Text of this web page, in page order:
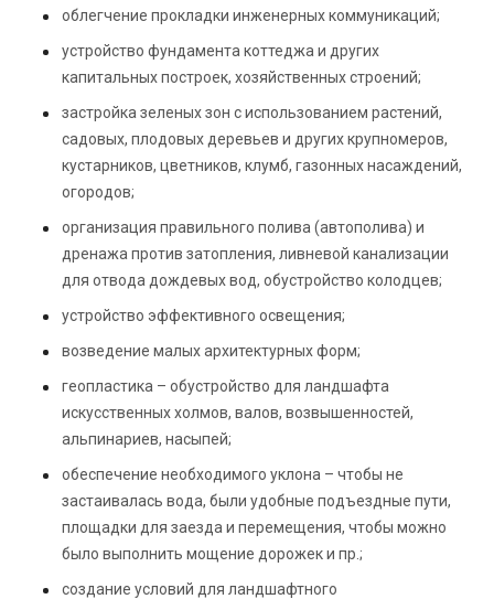
облегчение прокладки инженерных коммуникаций;
устройство фундамента коттеджа и других
капитальных построек, хозяйственных строений;
застройка зеленых зон с использованием растений,
садовых, плодовых деревьев и других крупномеров,
кустарников, цветников, клумб, газонных насаждений,
огородов;
организация правильного полива (автополива) и
дренажа против затопления, ливневой канализации
для отвода дождевых вод, обустройство колодцев;
устройство эффективного освещения;
возведение малых архитектурных форм;
геопластика – обустройство для ландшафта
искусственных холмов, валов, возвышенностей,
альпинариев, насыпей;
обеспечение необходимого уклона – чтобы не
застаивалась вода, были удобные подъездные пути,
площадки для заезда и перемещения, чтобы можно
было выполнить мощение дорожек и пр.;
создание условий для ландшафтного